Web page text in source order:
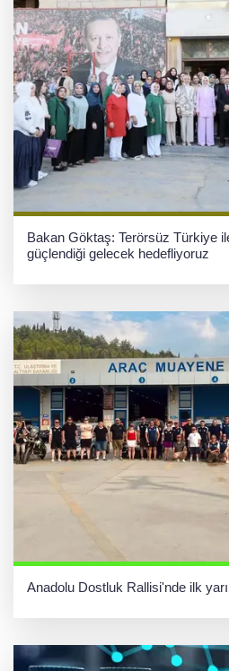
Bakan Göktaş: Terörsüz Türkiye
güçlendiği gelecek hedefliyoruz
Anadolu Dostluk Rallisi'nde ilk